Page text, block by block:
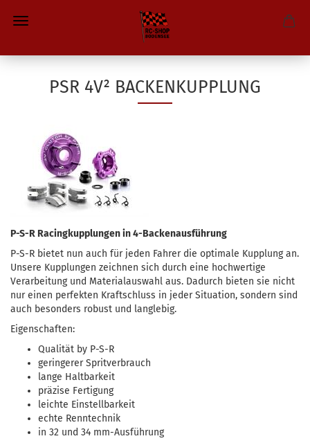
PSR 4V² BACKENKUPPLUNG
P-S-R Racingkupplungen in 4-Backenausführung
P-S-R bietet nun auch für jeden Fahrer die optimale Kupplung an.
Unsere Kupplungen zeichnen sich durch eine hochwertige
Verarbeitung und Materialauswahl aus. Dadurch bieten sie nicht
nur einen perfekten Kraftschluss in jeder Situation, sondern sind
auch besonders robust und langlebig.
Eigenschaften:
Qualität by P-S-R
geringerer Spritverbrauch
lange Haltbarkeit
präzise Fertigung
leichte Einstellbarkeit
echte Renntechnik
in 32 und 34 mm-Ausführung